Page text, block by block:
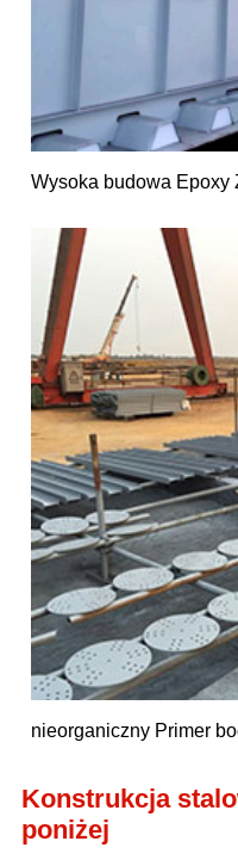
Wysoka budowa Epoxy
nieorganiczny Primer
Konstrukcja
poniżej